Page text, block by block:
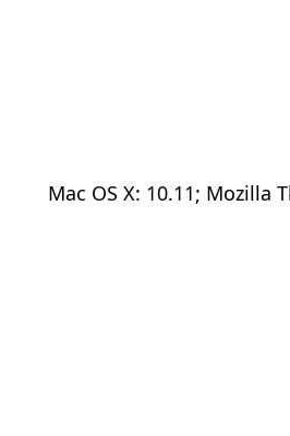
Mac OS X: 10.11; Mozilla